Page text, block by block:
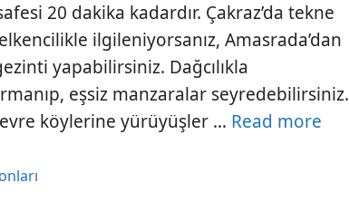
20 dakika kadardır. Çakraz’da tekne
ilgileniyorsanız, Amasrada’dan
yapabilirsiniz. Dağcılıkla
eşsiz manzaralar seyredebilirsiniz.
köylerine yürüyüşler … Read more